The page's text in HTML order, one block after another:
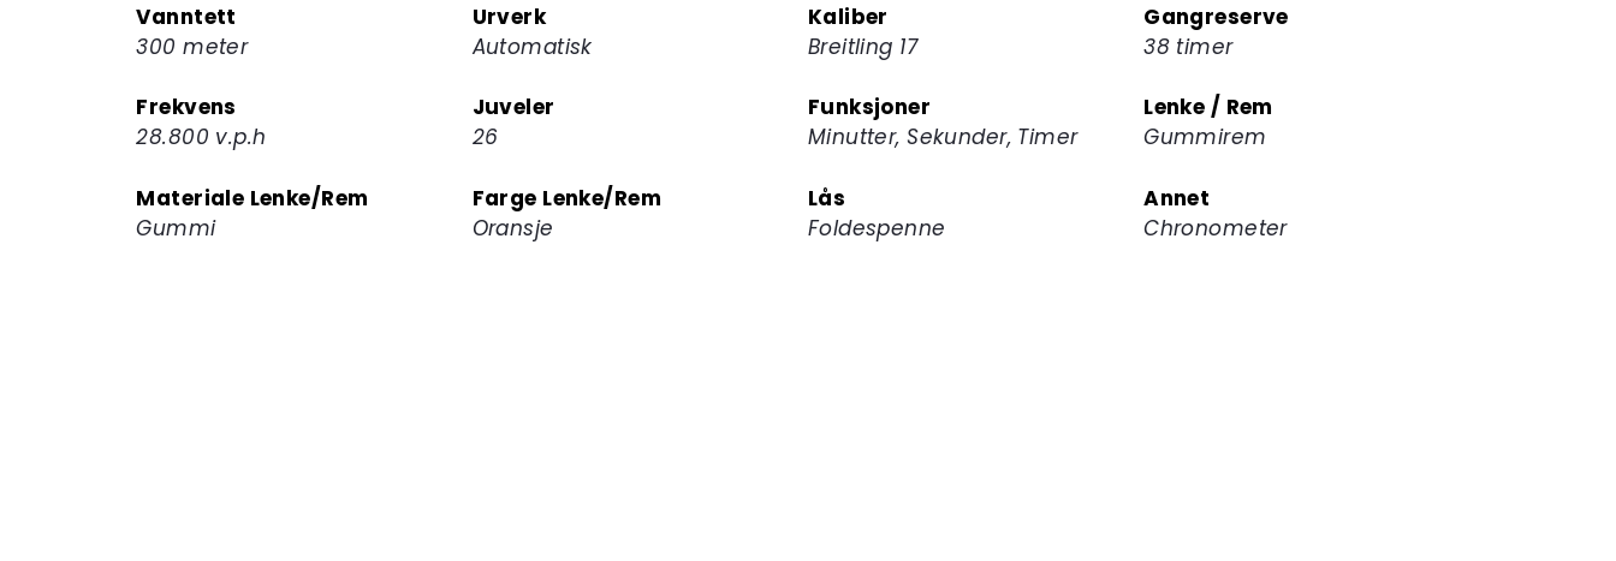
Vanntett
300 meter
Urverk
Automatisk
Kaliber
Breitling 17
Gangreserve
38 timer
Frekvens
28.800 v.p.h
Juveler
26
Funksjoner
Minutter, Sekunder, Timer
Lenke / Rem
Gummirem
Materiale Lenke/Rem
Gummi
Farge Lenke/Rem
Oransje
Lås
Foldespenne
Annet
Chronometer